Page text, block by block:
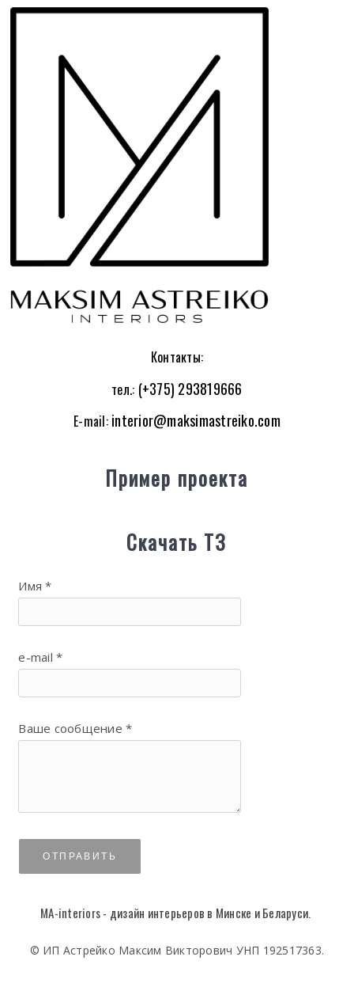
Контакты:
тел.: (+375) 293819666
E-mail: interior@maksimastreiko.com
Пример проекта
Cкачать ТЗ
Имя *
e-mail *
Ваше сообщение *
ОТПРАВИТЬ
MA-interiors - дизайн интерьеров в Минске и Беларуси.
© ИП Астрейко Максим Викторович УНП 192517363.